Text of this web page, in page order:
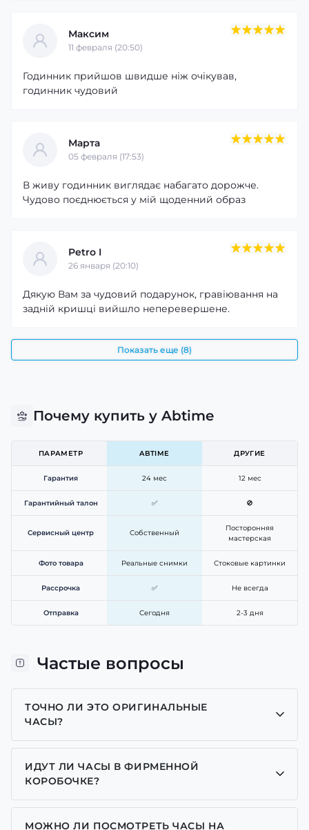
Максим
11 февраля (20:50)
Годинник прийшов швидше ніж очікував,
годинник чудовий
Марта
05 февраля (17:53)
В живу годинник виглядає набагато дорожче.
Чудово поєднюється у мій щоденний образ
Petro I
26 января (20:10)
Дякую Вам за чудовий подарунок, гравіювання на
задній кришці вийшло неперевершене.
Показать еще (8)
Почему купить у Abtime
ПАРАМЕТР ABTIME ДРУГИЕ
Гарантия 24 мес 12 мес
Гарантийный талон ✅ 🚫
Сервисный центр Собственный
Посторонняя
мастерская
Фото товара Реальные снимки Стоковые картинки
Рассрочка ✅ Не всегда
Отправка Сегодня 2-3 дня
Частые вопросы
ТОЧНО ЛИ ЭТО ОРИГИНАЛЬНЫЕ
ЧАСЫ?
Да, все часы у нас только оригинальные, мы
являемся представителем многих брендов.
ИДУТ ЛИ ЧАСЫ В ФИРМЕННОЙ
КОРОБОЧКЕ?
Для часов бренда Casio, Pagani Design, GUARDO и
GOODYEAR добавляем фирменные коробочки с
МОЖНО ЛИ ПОСМОТРЕТЬ ЧАСЫ НА